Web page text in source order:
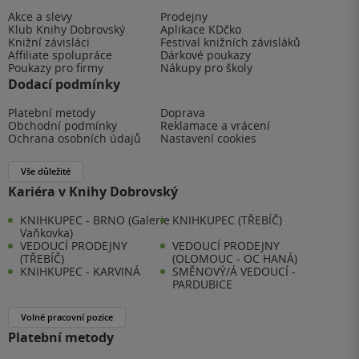
Akce a slevy
Prodejny
Klub Knihy Dobrovský
Aplikace KDčko
Knižní závisláci
Festival knižních závisláků
Affiliate spolupráce
Dárkové poukazy
Poukazy pro firmy
Nákupy pro školy
Dodací podmínky
Platební metody
Doprava
Obchodní podmínky
Reklamace a vrácení
Ochrana osobních údajů
Nastavení cookies
Vše důležité
Kariéra v Knihy Dobrovský
KNIHKUPEC - BRNO (Galerie
Vaňkovka)
KNIHKUPEC (TŘEBÍČ)
VEDOUCÍ PRODEJNY
(TŘEBÍČ)
VEDOUCÍ PRODEJNY
(OLOMOUC - OC HANÁ)
KNIHKUPEC - KARVINÁ
SMĚNOVÝ/Á VEDOUCÍ -
PARDUBICE
Volné pracovní pozice
Platební metody